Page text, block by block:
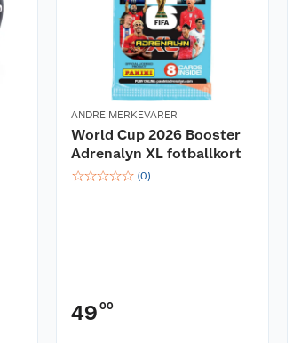
ANDRE MERKEVARER
World Cup 2026 Booster
Adrenalyn XL fotballkort
☆☆☆☆☆ (0)
49 00